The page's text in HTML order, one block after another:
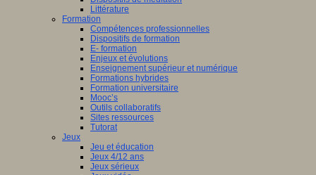
Littérature
Formation
Compétences professionnelles
Dispositifs de formation
E- formation
Enjeux et évolutions
Enseignement supérieur et numérique
Formations hybrides
Formation universitaire
Mooc’s
Outils collaboratifs
Sites ressources
Tutorat
Jeux
Jeu et éducation
Jeux 4/12 ans
Jeux sérieux